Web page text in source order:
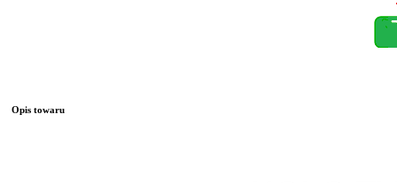
Opis towaru